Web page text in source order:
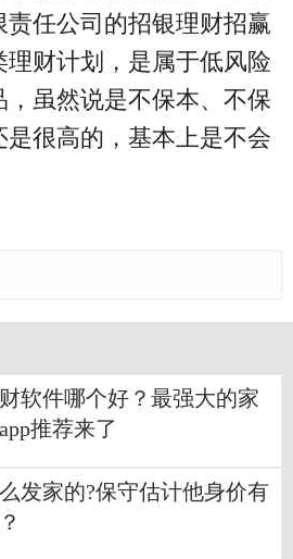
任公司的招银理财招赢
财计划，是属于低风险
虽然说是不保本、不保
很高的，基本上是不会
软件哪个好？最强大的家
推荐来了
发家的?保守估计他身价有